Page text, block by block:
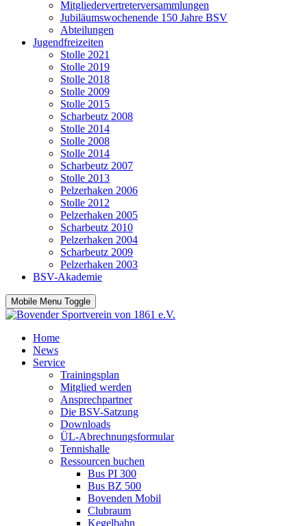
Mitgliedervertreterversammlungen
Jubiläumswochenende 150 Jahre BSV
Abteilungen
Jugendfreizeiten
Stolle 2021
Stolle 2019
Stolle 2018
Stolle 2009
Stolle 2015
Scharbeutz 2008
Stolle 2014
Stolle 2008
Stolle 2014
Scharbeutz 2007
Stolle 2013
Pelzerhaken 2006
Stolle 2012
Pelzerhaken 2005
Scharbeutz 2010
Pelzerhaken 2004
Scharbeutz 2009
Pelzerhaken 2003
BSV-Akademie
Mobile Menu Toggle
Home
News
Service
Trainingsplan
Mitglied werden
Ansprechpartner
Die BSV-Satzung
Downloads
ÜL-Abrechnungsformular
Tennishalle
Ressourcen buchen
Bus PI 300
Bus BZ 500
Bovenden Mobil
Clubraum
Kegelbahn